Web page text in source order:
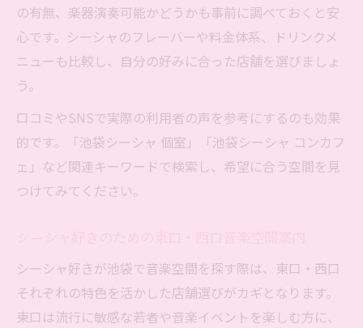
の有無、楽器演奏可能かどうかも事前に調べておくと安
心です。シーシャのフレーバーや料金体系、ドリンクメ
ニューも比較し、自分の好みに合った店舗を選びましょ
う。
口コミやSNSで実際の利用者の声を参考にするのも効果
的です。「池袋シーシャ 個室」「池袋シーシャ コンカフ
ェ」など関連キーワードで検索し、希望に合う空間を見
つけてみてください。
シーシャ好きが池袋で音楽空間を探す際は、東口・西口
それぞれの特色を活かした店舗選びがカギとなります。
東口は流行に敏感な若者や音楽イベントを楽しむ方に、